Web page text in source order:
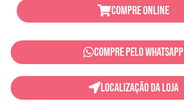
Compre online
Compre pelo Whatsapp
Localização da Loja